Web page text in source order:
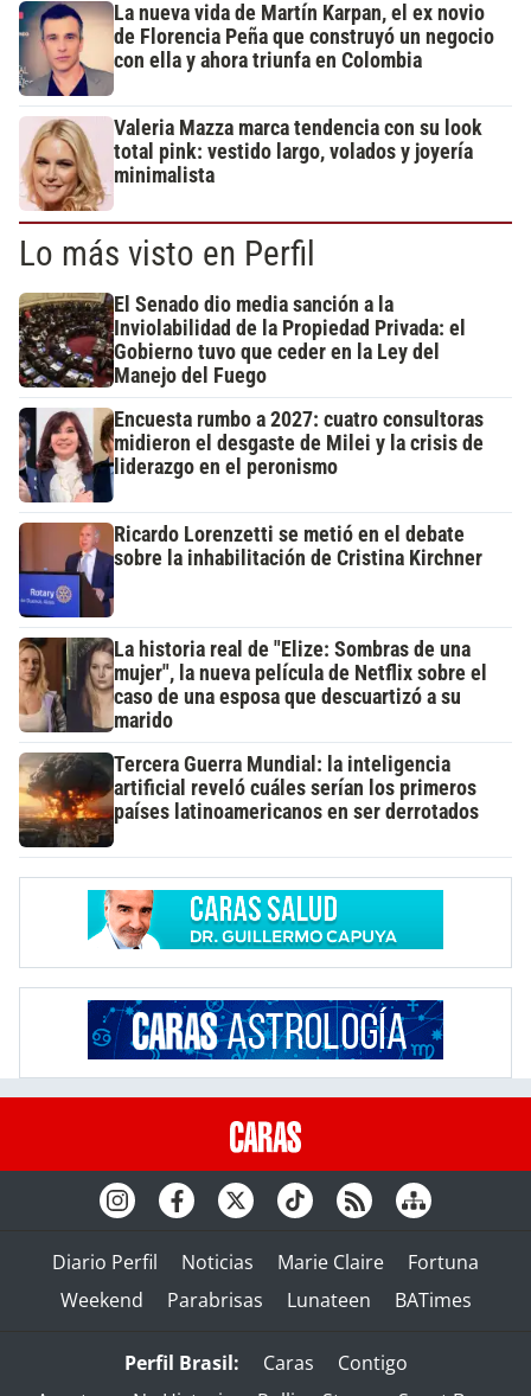
La nueva vida de Martín Karpan, el ex novio
de Florencia Peña que construyó un negocio
con ella y ahora triunfa en Colombia
Valeria Mazza marca tendencia con su look
total pink: vestido largo, volados y joyería
minimalista
Lo más visto en Perfil
El Senado dio media sanción a la
Inviolabilidad de la Propiedad Privada: el
Gobierno tuvo que ceder en la Ley del
Manejo del Fuego
Encuesta rumbo a 2027: cuatro consultoras
midieron el desgaste de Milei y la crisis de
liderazgo en el peronismo
Ricardo Lorenzetti se metió en el debate
sobre la inhabilitación de Cristina Kirchner
La historia real de "Elize: Sombras de una
mujer", la nueva película de Netflix sobre el
caso de una esposa que descuartizó a su
marido
Tercera Guerra Mundial: la inteligencia
artificial reveló cuáles serían los primeros
países latinoamericanos en ser derrotados
Diario Perfil Noticias Marie Claire
Fortuna
Weekend
Parabrisas Lunateen BATimes
Perfil Brasil: Caras
Contigo